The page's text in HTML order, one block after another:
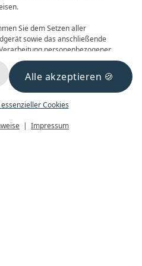
Sie dem Setzen aller
sowie das anschließende
personenbezogener
uns und unseren Partnern zu. Falls
Sie bitte auf „Nur essenzielle
Sie unter „Übersicht nicht
Ihre Auswahl im Fußbereich
jederzeit aufrufen und
Alle akzeptieren
Cookies
Impressum
NEWSLETTER